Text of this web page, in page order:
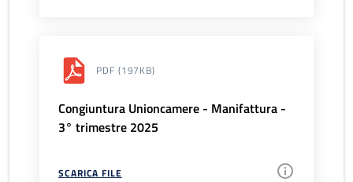
PDF (197KB)
Congiuntura Unioncamere - Manifattura -
3° trimestre 2025
SCARICA FILE